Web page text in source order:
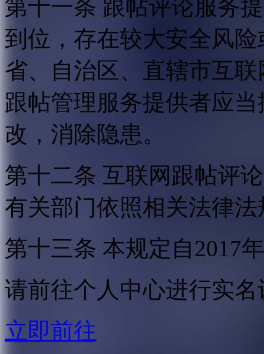
第十一条 跟帖评论服务
到位，存在较大安全风
省、自治区、直辖市互
跟帖管理服务提供者应
改，消除隐患。
第十二条 互联网跟帖评
有关部门依照相关法律
第十三条 本规定自2017
请前往个人中心进行实名
立即前往